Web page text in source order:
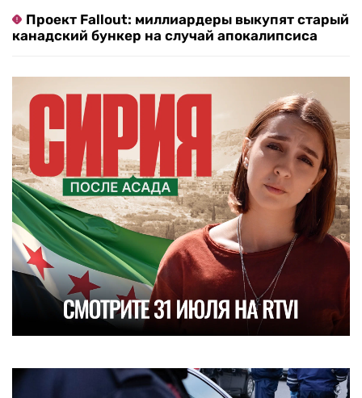
Проект Fallout: миллиардеры выкупят старый
канадский бункер на случай апокалипсиса